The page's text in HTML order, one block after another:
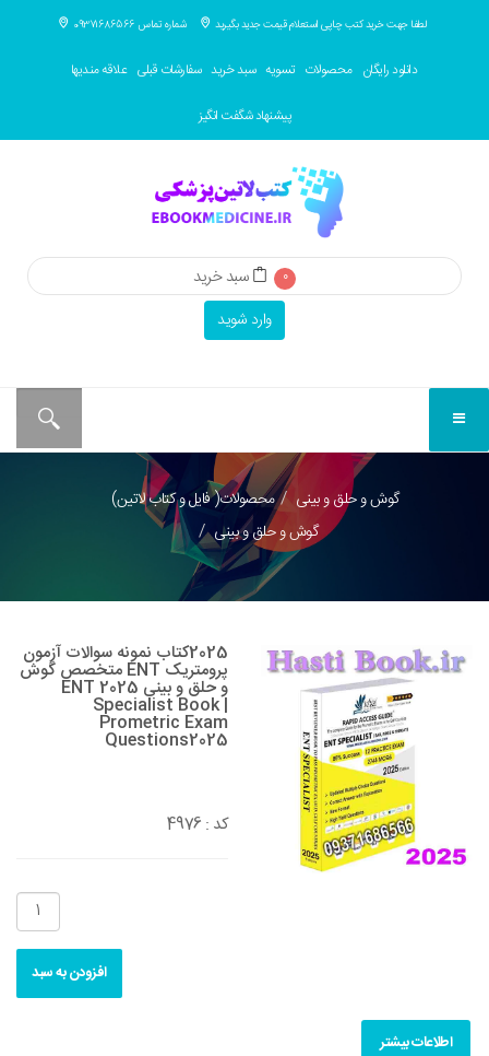
شماره تماس 09371686566 لطفا جهت خرید کتب چاپی استعلام قیمت جدید بگیرید
علاقه مندیها سفارشات قبلی سبد خرید تسویه محصولات دانلود رایگان
پیشنهاد شگفت انگیز
سبد خرید 0
وارد شوید
محصولات( فایل و کتاب لاتین)
گوش و حلق و بینی
گوش و حلق و بینی
2025کتاب نمونه سوالات آزمون
پرومتریک ENT متخصص گوش
و حلق و بینی 2025 ENT
Specialist Book |
Prometric Exam
Questions2025
کد : 4976
افزودن به سبد
اطلاعات بیشتر